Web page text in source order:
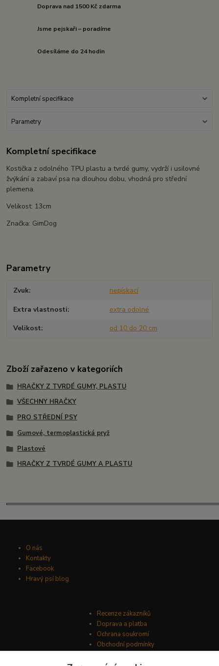
Doprava nad 1500 Kč zdarma
Jsme pejskaři – poradíme
Odesíláme do 24 hodin
Kompletní specifikace
Parametry
Kompletní specifikace
Kostička z odolného TPU plastu a tvrdé gumy, vydrží i usilovné
žvýkání a zabaví psa na dlouhou dobu, vhodná pro střední
plemena.
Velikost: 13cm
Značka: GimDog
Parametry
Zvuk nepískací
Extra vlastnosti extra odolné
Velikost od 10 do 20 cm
Zboží zařazeno v kategoriích
HRAČKY Z TVRDÉ GUMY, PLASTU
VŠECHNY HRAČKY
PRO STŘEDNÍ PSY
Gumové, termoplastická pryž
Plastové
HRAČKY Z TVRDÉ GUMY A PLASTU
O nás
Kontakty
Facebook
Hravý psí blog
Recenze zákazníků
Doprava a platba
Ochrana soukromí
Obchodní podmínky